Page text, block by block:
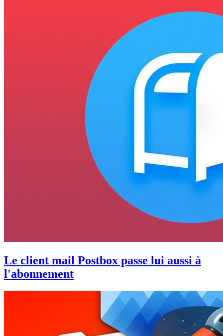
Le client mail Postbox passe lui aussi à
l'abonnement